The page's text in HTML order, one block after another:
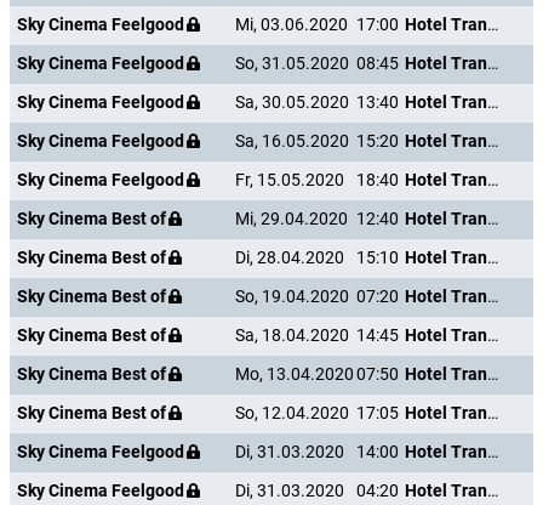
Sky Cinema Feelgood
Mi, 03.06.2020 17:00
Hotel Transsilvanien 2
Sky Cinema Feelgood
So, 31.05.2020 08:45
Hotel Transsilvanien 2
Sky Cinema Feelgood
Sa, 30.05.2020 13:40
Hotel Transsilvanien 2
Sky Cinema Feelgood
Sa, 16.05.2020 15:20
Hotel Transsilvanien 2
Sky Cinema Feelgood
Fr, 15.05.2020 18:40
Hotel Transsilvanien 2
Sky Cinema Best of
Mi, 29.04.2020 12:40
Hotel Transsilvanien 2
Sky Cinema Best of
Di, 28.04.2020 15:10
Hotel Transsilvanien 2
Sky Cinema Best of
So, 19.04.2020 07:20
Hotel Transsilvanien 2
Sky Cinema Best of
Sa, 18.04.2020 14:45
Hotel Transsilvanien 2
Sky Cinema Best of
Mo, 13.04.202007:50
Hotel Transsilvanien 2
Sky Cinema Best of
So, 12.04.2020 17:05
Hotel Transsilvanien 2
Sky Cinema Feelgood
Di, 31.03.2020 14:00
Hotel Transsilvanien 2
Sky Cinema Feelgood
Di, 31.03.2020 04:20 Hotel Transsilvanien 2